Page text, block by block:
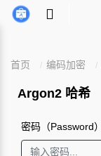
首页 编码加密
Argon2 哈希
密码（Password）